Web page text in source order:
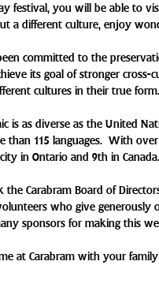
festival, you will be able to
a different culture, enjoy
committed to the
its goal of stronger
cultures in their true form.
is as diverse as the United
than 115 languages.  With
in Ontario and 9th in Canada.
Carabram Board of
who give generously
sponsors for making this
at Carabram with your